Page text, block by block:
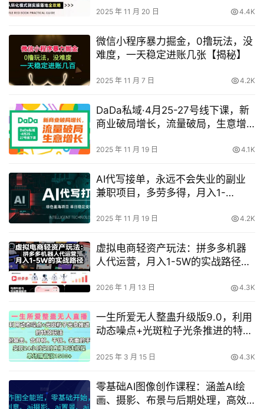
2025 年 11 月 20 日 4.4K
微信小程序暴力掘金，0撸玩法，没
难度，一天稳定进账几张【揭秘】
2025 年 11 月 7 日 4.2K
DaDa私域·4月25-27号线下课，新
商业破局增长，流量破局，生意增
2025 年 11 月 19 日 4.1K
AI代写接单，永远不会失业的副业
兼职项目，多劳多得，月入1-
2025 年 11 月 19 日 4.2K
虚拟电商轻资产玩法：拼多多机器
人代运营，月入1-5W的实战路径
2026 年 1 月 13 日 4.3K
一生所爱无人整蛊升级版9.0，利用
动态噪点+光斑粒子光条推进的特效
操，单场日入1.5k
2025 年 3 月 15 日 4.3K
零基础AI图像创作课程：涵盖AI绘
画、摄影、布景与后期处理，高效